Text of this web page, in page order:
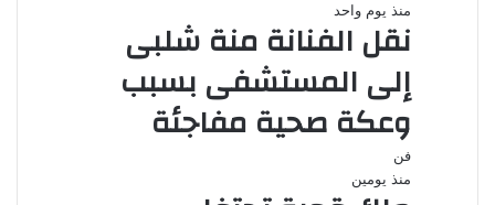
منذ يوم واحد
نقل الفنانة منة شلبى
إلى المستشفى بسبب
وعكة صحية مفاجئة
فن
منذ يومين